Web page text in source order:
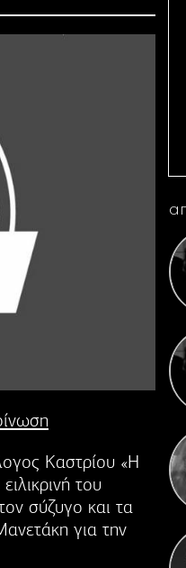
Καστρίου «Η
του
σύζυγο και τα
για την